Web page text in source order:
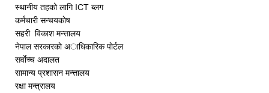
स्थानीय तहको लागि ICT ब्लग
कर्मचारी सन्चयकाेष
सहरी विकाश मन्त्तालय
नेपाल सरकारकाे अाधिकारिक पाेर्टल
सर्वाेच्च अदालत
सामान्य प्रशासन मन्त्तालय
रक्षा मन्त्रालय